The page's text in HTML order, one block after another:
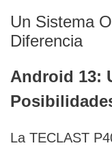
Un Sistema
Diferencia
Android 13:
La TECLAST